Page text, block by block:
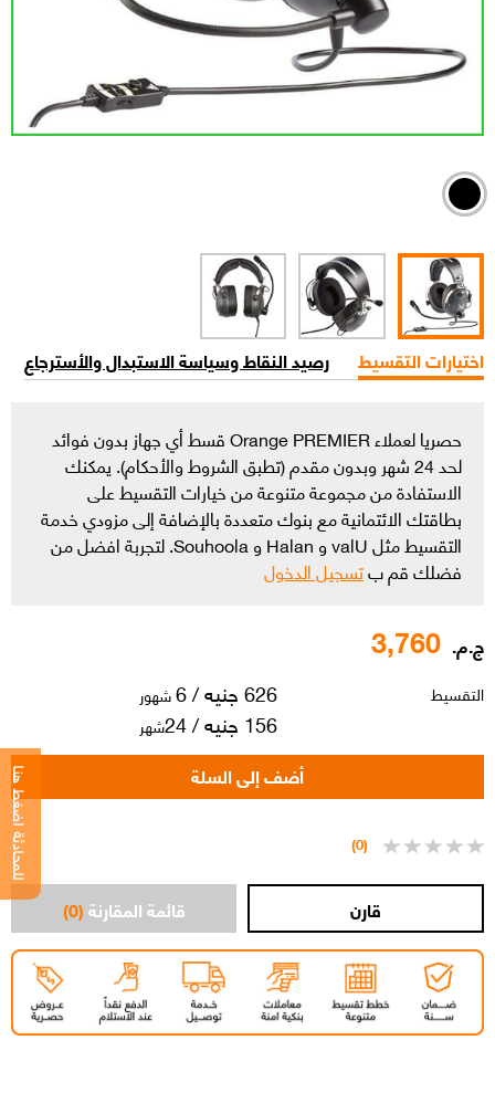
للمحادثة اضغط هنا
اختيارات التقسيط رصيد النقاط وسياسة الاستبدال والأسترجاع
حصريا لعملاء Orange PREMIER قسط أي جهاز بدون فوائد
لحد 24 شهر وبدون مقدم (تطبق الشروط والأحكام). يمكنك
الاستفادة من مجموعة متنوعة من خيارات التقسيط على
بطاقتك الائتمانية مع بنوك متعددة بالإضافة إلى مزودي خدمة
التقسيط مثل valU و Halan و Souhoola. لتجربة افضل من
فضلك قم بتسجيل الدخول
ج.م. 3,760
التقسيط 626 جنيه / 6 شهور
156 جنيه / 24 شهر
(0)
قائمة المقارنة(0)